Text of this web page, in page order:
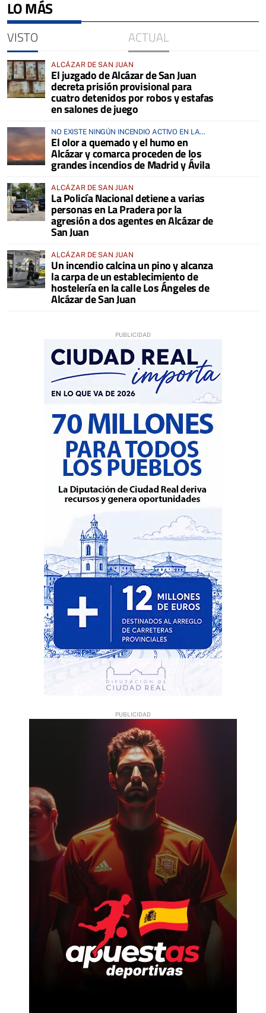
LO MÁS
VISTO ACTUAL
ALCÁZAR DE SAN JUAN
El juzgado de Alcázar de San Juan
decreta prisión provisional para
cuatro detenidos por robos y estafas
en salones de juego
NO EXISTE NINGÚN INCENDIO ACTIVO EN LA
COMARCA
El olor a quemado y el humo en
Alcázar y comarca proceden de los
grandes incendios de Madrid y Ávila
ALCÁZAR DE SAN JUAN
La Policía Nacional detiene a varias
personas en La Pradera por la
agresión a dos agentes en Alcázar de
San Juan
ALCÁZAR DE SAN JUAN
Un incendio calcina un pino y alcanza
la carpa de un establecimiento de
hostelería en la calle Los Ángeles de
Alcázar de San Juan